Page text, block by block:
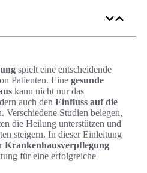
spielt eine entscheidende
Patienten. Eine gesunde
kann nicht nur das
auch den Einfluss auf die
Verschiedene Studien belegen,
die Heilung unterstützen und
steigern. In dieser Einleitung
Krankenhausverpflegung
für eine erfolgreiche